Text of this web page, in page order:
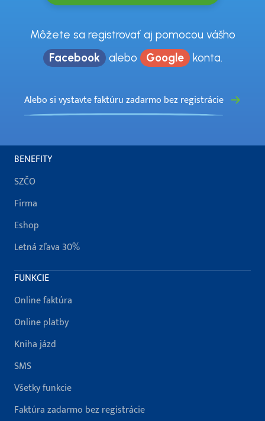
Môžete sa registrovať aj pomocou vášho
Facebook alebo Google konta.
Alebo si vystavte faktúru zadarmo bez registrácie
BENEFITY
SZČO
Firma
Eshop
Letná zľava 30%
FUNKCIE
Online faktúra
Online platby
Kniha jázd
SMS
Všetky funkcie
Faktúra zadarmo bez registrácie